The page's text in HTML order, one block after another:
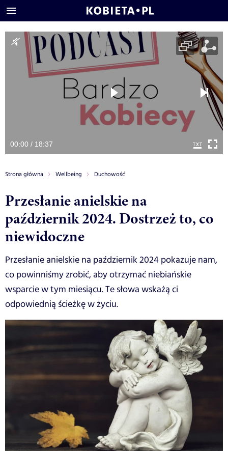
00:00 / 18:37
Strona główna Wellbeing Duchowość
Przesłanie anielskie na
październik 2024. Dostrzeż to, co
niewidoczne
Przesłanie anielskie na październik 2024 pokazuje nam,
co powinniśmy zrobić, aby otrzymać niebiańskie
wsparcie w tym miesiącu. Te słowa wskażą ci
odpowiednią ścieżkę w życiu.